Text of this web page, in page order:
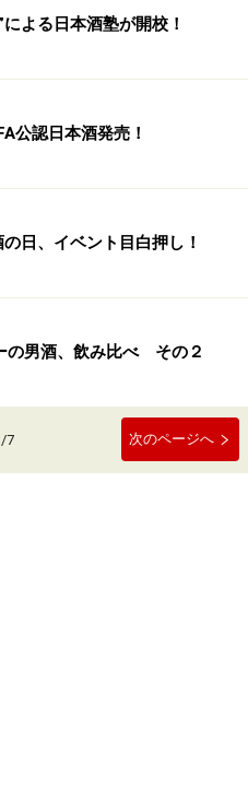
による日本酒塾が開校！
公認日本酒発売！
日、イベント目白押し！
の男酒、飲み比べ その２
/7 次のページへ